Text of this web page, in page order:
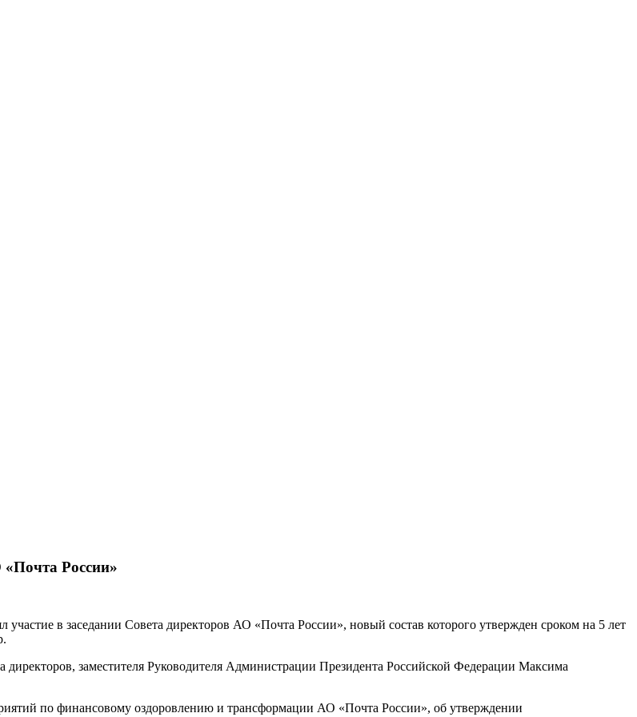
России»
в заседании Совета директоров АО «Почта России», новый состав которого утвержден сроком на 5 лет
директоров, заместителя Руководителя Администрации Президента Российской Федерации Максима
по финансовому оздоровлению и трансформации АО «Почта России», об утверждении